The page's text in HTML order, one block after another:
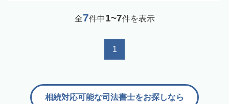
全7件中1~7件を表示
1
相続対応可能な司法書士をお探しなら